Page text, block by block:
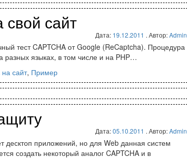
сайт
Дата: 19.12.2011 . Автор:Admin
тест CAPTCHA от Google (ReCaptcha). Процедура
разных языках, в том числе и на PHP…
сайт, Пример
Дата: 05.10.2011 . Автор:Admin
десктоп приложений, но для Web данная систем
создать некоторый аналог CAPTCHA и в